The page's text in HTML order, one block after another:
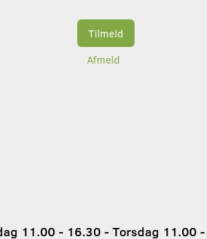
Tilmeld
Afmeld
11.00 - 16.30 - Torsdag 11.00